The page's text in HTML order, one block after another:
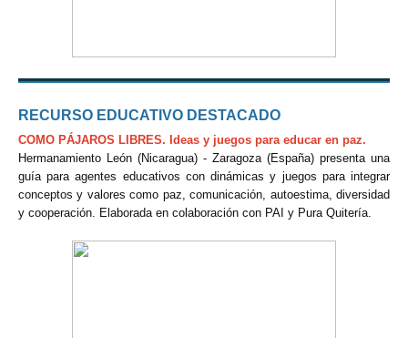
RECURSO EDUCATIVO DESTACADO
COMO PÁJAROS LIBRES. Ideas y juegos para educar en paz.
Hermanamiento León (Nicaragua) - Zaragoza (España) presenta una
guía para agentes educativos con dinámicas y juegos para integrar
conceptos y valores como paz, comunicación, autoestima, diversidad
y cooperación. Elaborada en colaboración con PAI y Pura Quitería